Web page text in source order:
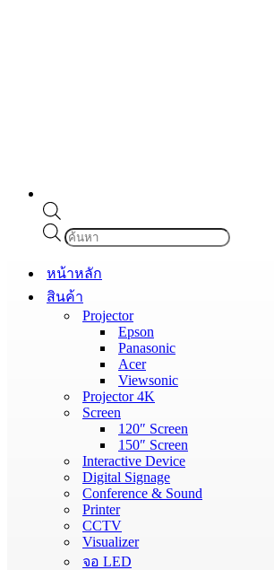
Products
search
หน้าหลัก
สินค้า
Projector
Epson
Panasonic
Acer
Viewsonic
Projector 4K
Screen
120″ Screen
150″ Screen
Interactive Device
Digital Signage
Conference & Sound
Printer
CCTV
Visualizer
จอ LED